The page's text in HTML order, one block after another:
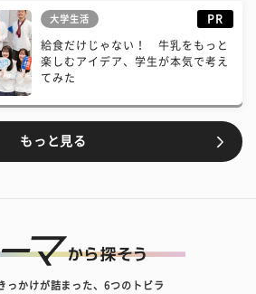
大学生活 PR
給食だけじゃない！ 牛乳をもっと
楽しむアイデア、学生が本気で考え
てみた
もっと見る
っかけが詰まった、6つのトビラ